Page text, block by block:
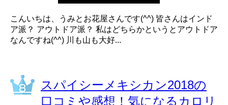
こんいちは、うみとお花屋さんです(^^) 皆さんはインド
ア派？ アウトドア派？ 私はどちらかというとアウトドア
なんですね(^^) 川も山も大好...
スパイシーメキシカン2018の
口コミや感想！気になるカロリ